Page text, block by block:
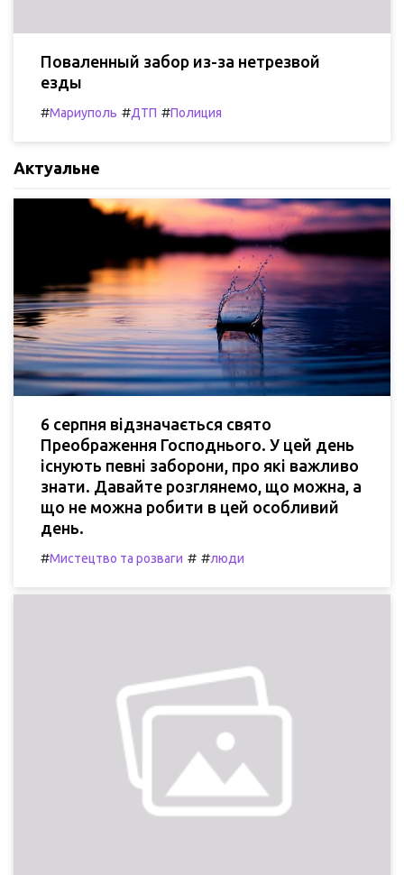
Поваленный забор из-за нетрезвой
езды
#Мариуполь #ДТП #Полиция
Актуальне
6 серпня відзначається свято
Преображення Господнього. У цей день
існують певні заборони, про які важливо
знати. Давайте розглянемо, що можна, а
що не можна робити в цей особливий
день.
#Мистецтво та розваги # #люди